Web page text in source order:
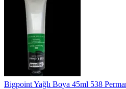
Bigpoint Yağlı Boya 45ml 538